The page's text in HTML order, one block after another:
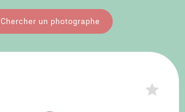
Chercher un photographe